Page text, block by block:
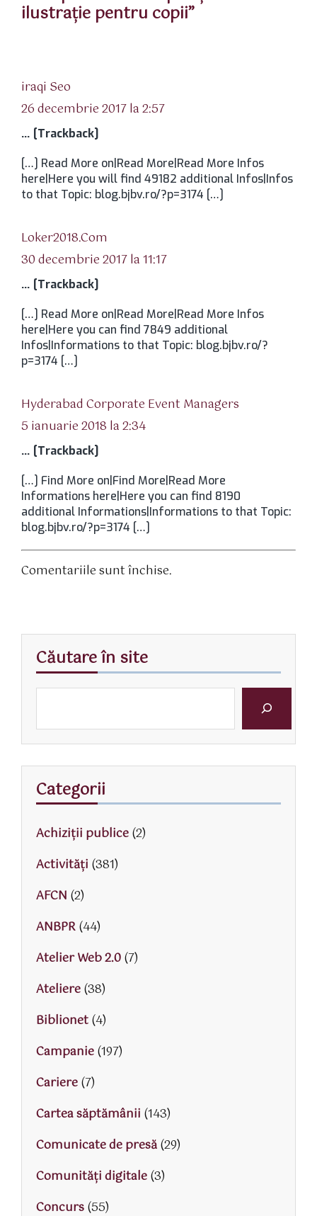
ilustraţie pentru copii”
iraqi Seo
26 decembrie 2017 la 2:57
… [Trackback]
[…] Read More on|Read More|Read More Infos
here|Here you will find 49182 additional Infos|Infos
to that Topic: blog.bjbv.ro/?p=3174 […]
Loker2018.Com
30 decembrie 2017 la 11:17
… [Trackback]
[…] Read More on|Read More|Read More Infos
here|Here you can find 7849 additional
Infos|Informations to that Topic: blog.bjbv.ro/?
p=3174 […]
Hyderabad Corporate Event Managers
5 ianuarie 2018 la 2:34
… [Trackback]
[…] Find More on|Find More|Read More
Informations here|Here you can find 8190
additional Informations|Informations to that Topic:
blog.bjbv.ro/?p=3174 […]
Comentariile sunt închise.
Căutare în site
Categorii
Achiziții publice(2)
Activităţi (381)
AFCN (2)
ANBPR(44)
Atelier Web 2.0(7)
Ateliere(38)
Biblionet(4)
Campanie(197)
Cariere(7)
Cartea săptămânii (143)
Comunicate de presă(29)
Comunități digitale(3)
Concurs(55)